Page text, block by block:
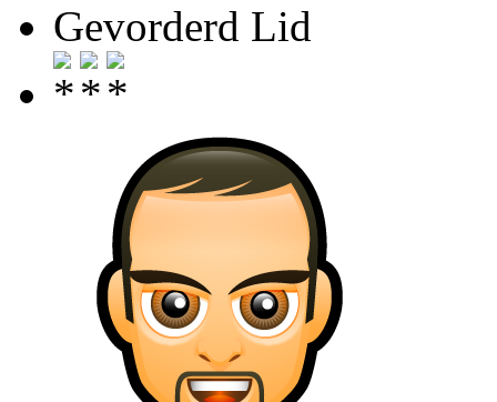
Gevorderd Lid